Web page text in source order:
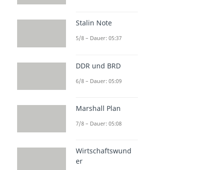
Stalin Note
5/8 – Dauer: 05:37
DDR und BRD
6/8 – Dauer: 05:09
Marshall Plan
7/8 – Dauer: 05:08
Wirtschaftswund
er